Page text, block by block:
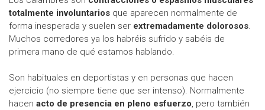
totalmente involuntarios que aparecen normalmente de
forma inesperada y suelen ser extremadamente dolorosos.
Muchos corredores ya los habréis sufrido y sabéis de
primera mano de qué estamos hablando.
Son habituales en deportistas y en personas que hacen
ejercicio (no siempre tiene que ser intenso). Normalmente
hacen acto de presencia en pleno esfuerzo, pero también